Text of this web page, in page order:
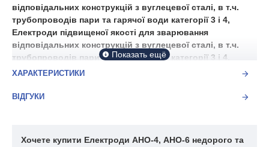
відповідальних конструкцій з вуглецевої сталі, в т.ч.
трубопроводів пари та гарячої води категорії 3 і 4,
Електроди підвищеної якості для зварювання
відповідальних конструкцій з вуглецевої сталі, в т.ч.
трубопроводів пари та гарячої води категорії 3 і 4,
трубопроводів в межах котла турбіни з робочим
3,4,5
ХАРАКТЕРИСТИКИ
ВІДГУКИ
Хочете купити Електроди АНО-4, АНО-6 недорого та